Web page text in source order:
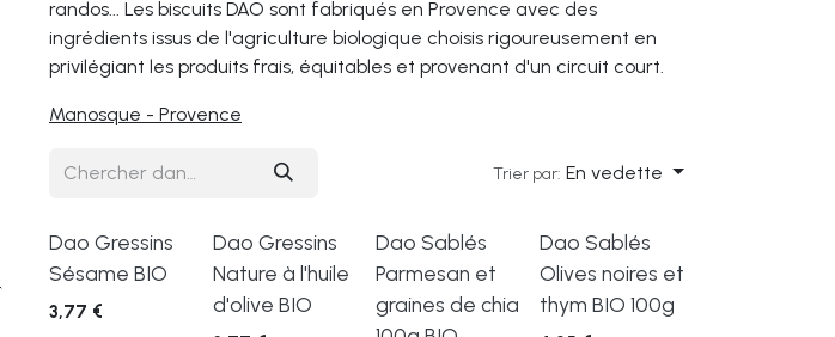
randos... Les biscuits DAO sont fabriqués en Provence avec des
ingrédients issus de l'agriculture biologique choisis rigoureusement en
privilégiant les produits frais, équitables et provenant d'un circuit court.
Manosque - Provence
Trier par: En vedette
Dao Gressins
Sésame BIO
3,77 €
Dao Gressins
Nature à l'huile
d'olive BIO
Dao Sablés
Parmesan et
graines de chia
Dao Sablés
Olives noires et
thym BIO 100g